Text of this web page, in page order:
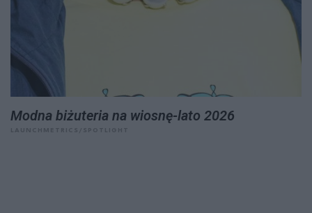
Modna biżuteria na wiosnę-lato 2026